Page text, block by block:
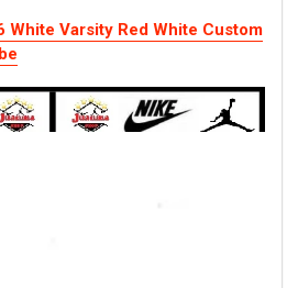
White Varsity Red White Custom